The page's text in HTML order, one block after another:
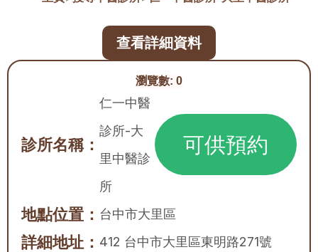
瀏覽數: 0
診所名稱：
仁一中醫
診所-大
里中醫診
所
可供預約
地點位置： 台中市大里區
詳細地址： 412 台中市大里區東明路271號
查看詳細資料